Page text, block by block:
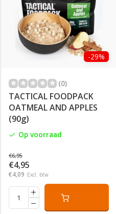
-29%
(0)
TACTICAL FOODPACK
OATMEAL AND APPLES
(90g)
Op voorraad
€6,95
€4,95
€4,09 Excl. btw